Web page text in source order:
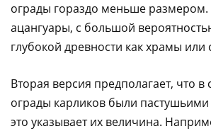
ограды гораздо меньше
ацангуары, с большой
глубокой древности как храмы или
Вторая версия предполагает, что в
ограды карликов были
это указывает их величина.